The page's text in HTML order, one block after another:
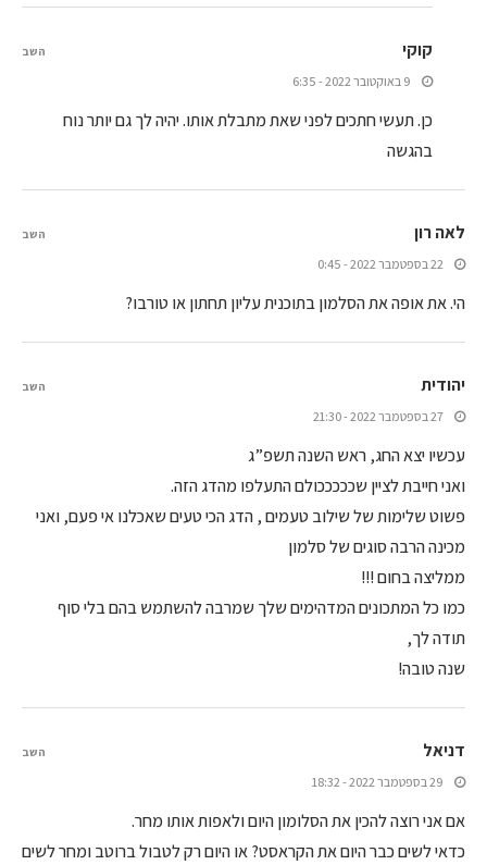
קוקי
9 באוקטובר 2022 - 6:35
כן. תעשי חתכים לפני שאת מתבלת אותו. יהיה לך גם יותר נוח
בהגשה
השב
לאה רון
22 בספטמבר 2022 - 0:45
הי. את אופה את הסלמון בתוכנית עליון תחתון או טורבו?
השב
יהודית
27 בספטמבר 2022 - 21:30
עכשיו יצא החג, ראש השנה תשפ”ג
ואני חייבת לציין שכככככולם התעלפו מהדג הזה.
פשוט שלימות של שילוב טעמים , הדג הכי טעים שאכלנו אי פעם, ואני
מכינה הרבה סוגים של סלמון
ממליצה בחום !!!
כמו כל המתכונים המדהימים שלך שמרבה להשתמש בהם בלי סוף
תודה לך,
שנה טובה!
השב
דניאל
29 בספטמבר 2022 - 18:32
אם אני רוצה להכין את הסלומון היום ולאפות אותו מחר.
כדאי לשים כבר היום את הקראסט? או היום רק לטבול ברוטב ומחר לשים
השב